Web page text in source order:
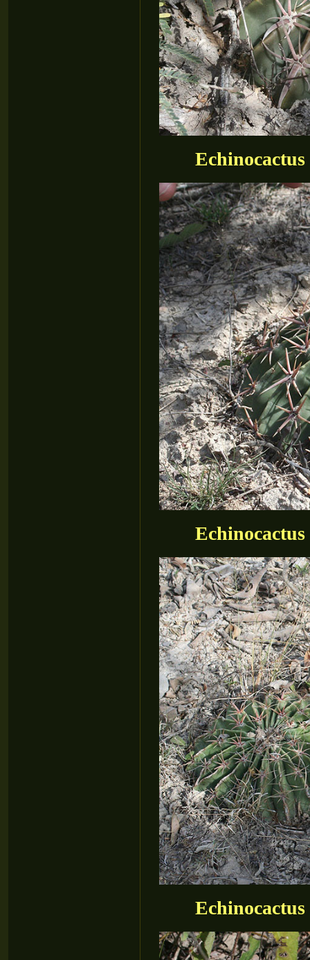
Echinocactus
Echinocactus
Echinocactus